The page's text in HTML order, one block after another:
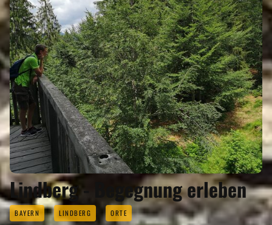
Lindberg - Begegnung erleben
BAYERN LINDBERG ORTE